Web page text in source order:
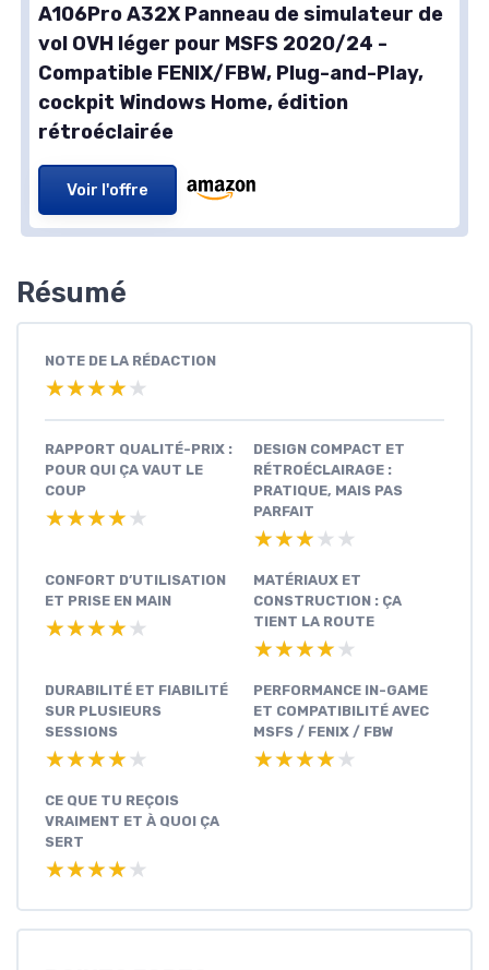
A106Pro A32X Panneau de simulateur de
vol OVH léger pour MSFS 2020/24 -
Compatible FENIX/FBW, Plug-and-Play,
cockpit Windows Home, édition
rétroéclairée
Voir l'offre
Résumé
NOTE DE LA RÉDACTION
★★★★★
★★★★★
RAPPORT QUALITÉ-PRIX :
POUR QUI ÇA VAUT LE
COUP
★★★★★
★★★★★
DESIGN COMPACT ET
RÉTROÉCLAIRAGE :
PRATIQUE, MAIS PAS
PARFAIT
★★★★★
★★★★★
CONFORT D’UTILISATION
ET PRISE EN MAIN
★★★★★
★★★★★
MATÉRIAUX ET
CONSTRUCTION : ÇA
TIENT LA ROUTE
★★★★★
★★★★★
DURABILITÉ ET FIABILITÉ
SUR PLUSIEURS
SESSIONS
★★★★★
★★★★★
PERFORMANCE IN-GAME
ET COMPATIBILITÉ AVEC
MSFS / FENIX / FBW
★★★★★
★★★★★
CE QUE TU REÇOIS
VRAIMENT ET À QUOI ÇA
SERT
★★★★★
★★★★★